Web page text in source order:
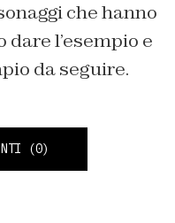
che hanno
l’esempio e
da seguire.
(0)